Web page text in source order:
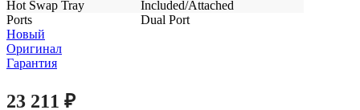
Hot Swap Tray
Included/Attached
Ports
Dual Port
Новый
Оригинал
Гарантия
23 211 ₽